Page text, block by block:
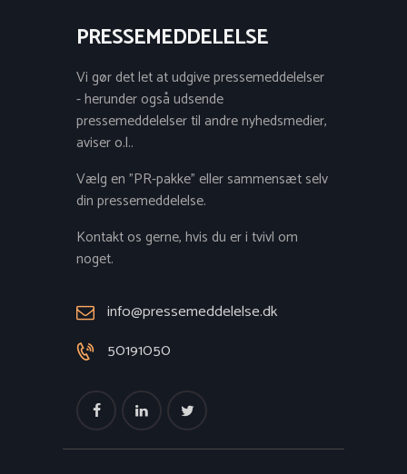
PRESSEMEDDELELSE
Vi gør det let at udgive pressemeddelelser
- herunder også udsende
pressemeddelelser til andre nyhedsmedier,
aviser o.l..
Vælg en "PR-pakke" eller sammensæt selv
din pressemeddelelse.
Kontakt os gerne, hvis du er i tvivl om
noget.
info@pressemeddelelse.dk
50191050